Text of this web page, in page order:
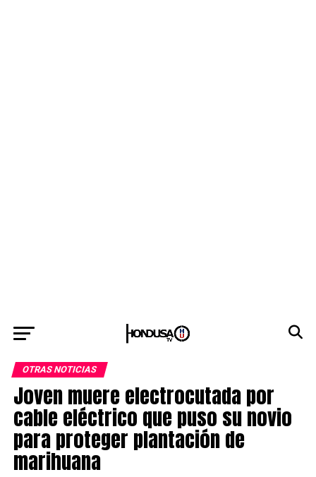
OTRAS NOTICIAS
Joven muere electrocutada por
cable eléctrico que puso su novio
para proteger plantación de
marihuana